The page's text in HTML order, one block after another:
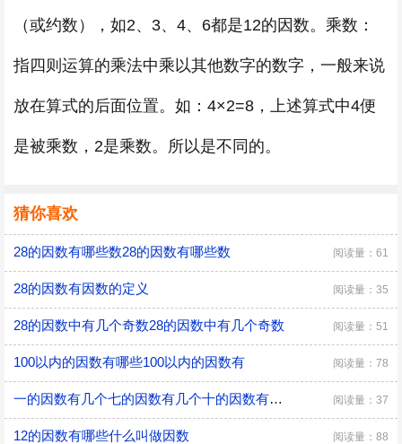
（或约数），如2、3、4、6都是12的因数。乘数：
指四则运算的乘法中乘以其他数字的数字，一般来说
放在算式的后面位置。如：4×2=8，上述算式中4便
是被乘数，2是乘数。所以是不同的。
猜你喜欢
28的因数有哪些数28的因数有哪些数 阅读量：61
28的因数有因数的定义 阅读量：35
28的因数中有几个奇数28的因数中有几个奇数 阅读量：51
100以内的因数有哪些100以内的因数有 阅读量：78
一的因数有几个七的因数有几个十的因数有几个一的因数有多少个七的因数有多少个十的因数有多少个 阅读量：37
12的因数有哪些什么叫做因数 阅读量：88